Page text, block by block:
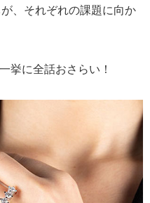
、それぞれの課題に向か
挙に全話おさらい！